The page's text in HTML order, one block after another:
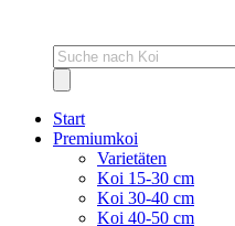
Products
search
Start
Premiumkoi
Varietäten
Koi 15-30 cm
Koi 30-40 cm
Koi 40-50 cm